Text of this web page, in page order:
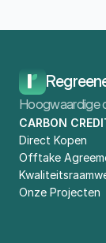
Hoogwaardige
CARBON
Direct Kopen
Offtake
Onze Projecten